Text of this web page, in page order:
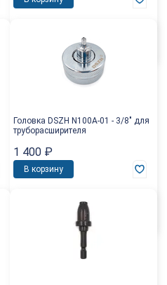
Головка DSZH N100A-01 - 3/8" для
труборасширителя
1 400 ₽
В корзину